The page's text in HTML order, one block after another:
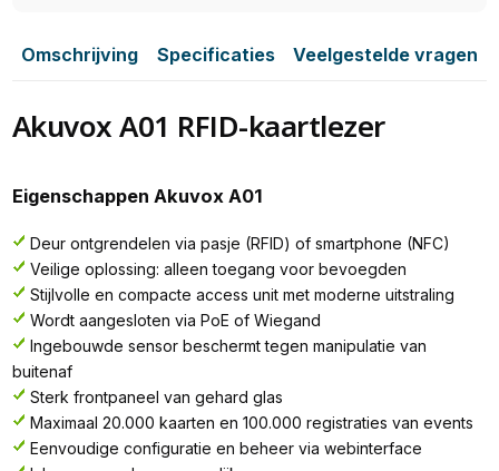
Omschrijving Specificaties Veelgestelde vragen
Akuvox A01 RFID-kaartlezer
Eigenschappen Akuvox A01
Deur ontgrendelen via pasje (RFID) of smartphone (NFC)
Veilige oplossing: alleen toegang voor bevoegden
Stijlvolle en compacte access unit met moderne uitstraling
Wordt aangesloten via PoE of Wiegand
Ingebouwde sensor beschermt tegen manipulatie van
buitenaf
Sterk frontpaneel van gehard glas
Maximaal 20.000 kaarten en 100.000 registraties van events
Eenvoudige configuratie en beheer via webinterface